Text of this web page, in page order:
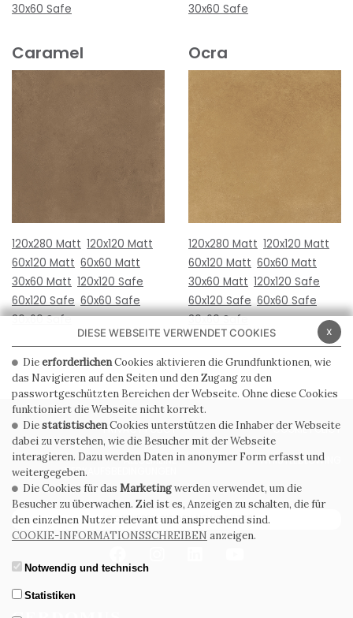
30x60 Safe
30x60 Safe
Caramel
120x280 Matt 120x120 Matt
60x120 Matt 60x60 Matt
30x60 Matt 120x120 Safe
60x120 Safe 60x60 Safe
30x60 Safe
Ocra
120x280 Matt 120x120 Matt
60x120 Matt 60x60 Matt
30x60 Matt 120x120 Safe
60x120 Safe 60x60 Safe
30x60 Safe
PRIVACY POLICY COOKIE POLICY
ALLGEMEINE
VERKAUFSBEDINGUNGEN
WHISTLEBLOWING
ABONNIEREN SIE DEN NEWSLETTER
x
DIESE WEBSEITE VERWENDET COOKIES
DieerforderlichenCookies aktivieren die Grundfunktionen, wie
das Navigieren auf den Seiten und den Zugang zu den
passwortgeschützten Bereichen der Webseite. Ohne diese Cookies
funktioniert die Webseite nicht korrekt.
DiestatistischenCookies unterstützen die Inhaber der Webseite
dabei zu verstehen, wie die Besucher mit der Webseite
interagieren. Dazu werden Daten in anonymer Form erfasst und
weitergegeben.
Die Cookies für das Marketingwerden verwendet, um die
Besucher zu überwachen. Ziel ist es, Anzeigen zu schalten, die für
den einzelnen Nutzer relevant und ansprechend sind.
COOKIE-INFORMATIONSSCHREIBEN anzeigen.
Notwendig und technisch
Statistiken